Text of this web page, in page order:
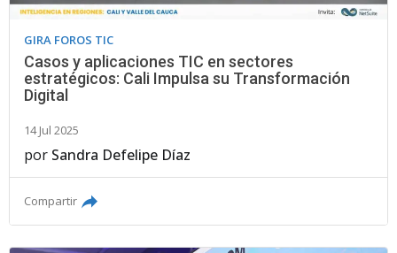
GIRA FOROS TIC
Casos y aplicaciones TIC en sectores
estratégicos: Cali Impulsa su Transformación
Digital
14 Jul 2025
por Sandra Defelipe Díaz
Compartir